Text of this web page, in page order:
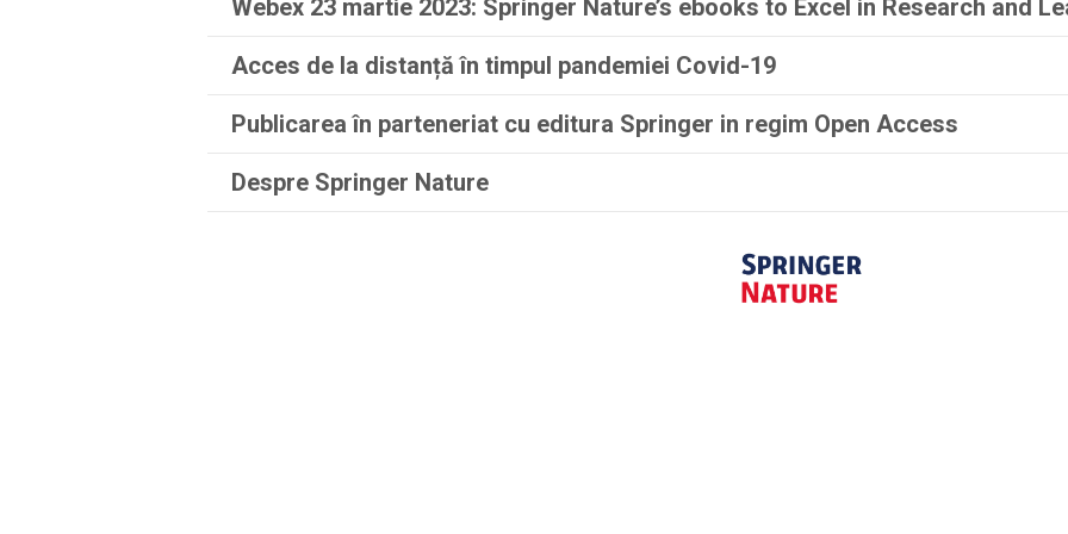
Webex 23 martie 2023: Springer Nature’s ebooks to Excel in Research and
Acces de la distanță în timpul pandemiei Covid-19
Publicarea în parteneriat cu editura Springer in regim Open Access
Despre Springer Nature